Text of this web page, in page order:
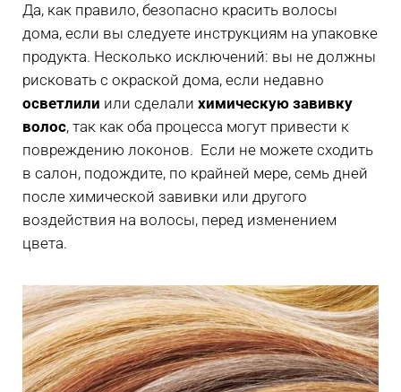
Да, как правило, безопасно красить волосы
дома, если вы следуете инструкциям на упаковке
продукта. Несколько исключений: вы не должны
рисковать с окраской дома, если недавно
осветлили или сделали химическую завивку
волос, так как оба процесса могут привести к
повреждению локонов. Если не можете сходить
в салон, подождите, по крайней мере, семь дней
после химической завивки или другого
воздействия на волосы, перед изменением
цвета.